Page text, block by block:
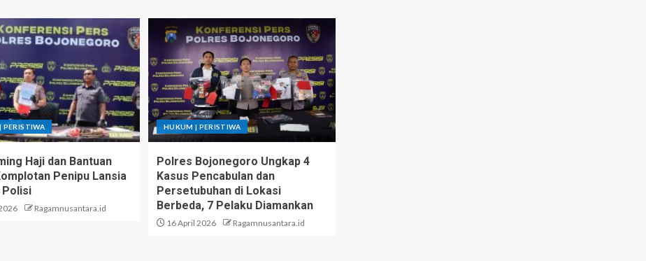
PERISTIWA
Haji dan Bantuan
Penipu Lansia
Polisi
Ragamnusantara.id
HUKUM | PERISTIWA
Polres Bojonegoro Ungkap 4
Kasus Pencabulan dan
Persetubuhan di Lokasi
Berbeda, 7 Pelaku Diamankan
16 April 2026 Ragamnusantara.id